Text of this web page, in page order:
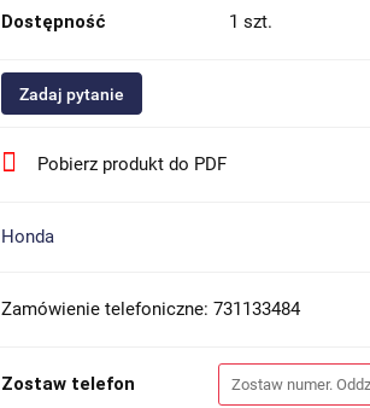
Dostępność 1 szt.
Zadaj pytanie
Pobierz produkt do PDF
Honda
Zamówienie telefoniczne: 731133484
Zostaw telefon